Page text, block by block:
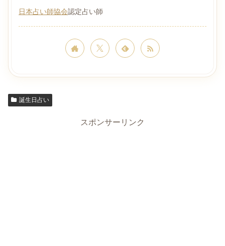
日本占い師協会認定占い師
誕生日占い
スポンサーリンク